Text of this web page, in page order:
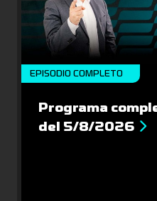
EPISODIO COMPLETO
Programa
del 5/8/2026